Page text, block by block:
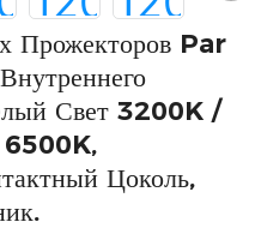
Прожекторов Par
Свет 3200K /
6500K,
Цоколь,